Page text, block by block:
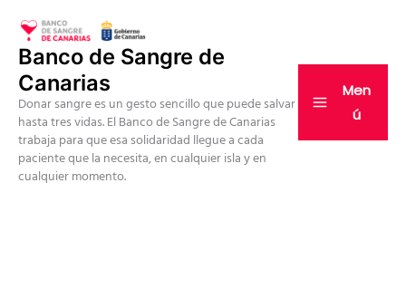
contenido
Banco de Sangre de
Canarias
Donar sangre es un gesto sencillo que puede salvar
hasta tres vidas. El Banco de Sangre de Canarias
trabaja para que esa solidaridad llegue a cada
paciente que la necesita, en cualquier isla y en
cualquier momento.
Men
ú